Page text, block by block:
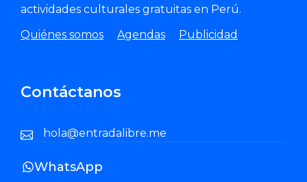
actividades culturales gratuitas en Perú.
Quiénes somos
Agendas Publicidad
Contáctanos
hola@entradalibre.me
WhatsApp